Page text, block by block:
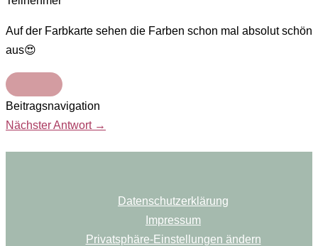
Auf der Farbkarte sehen die Farben schon mal absolut schön
aus😍
Beitragsnavigation
Nächster Antwort →
Datenschutzerklärung
Impressum
Privatsphäre-Einstellungen ändern